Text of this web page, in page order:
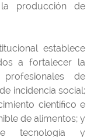
producción de
establece
a fortalecer la
de
incidencia social;
científico e
de alimentos; y
tecnología y